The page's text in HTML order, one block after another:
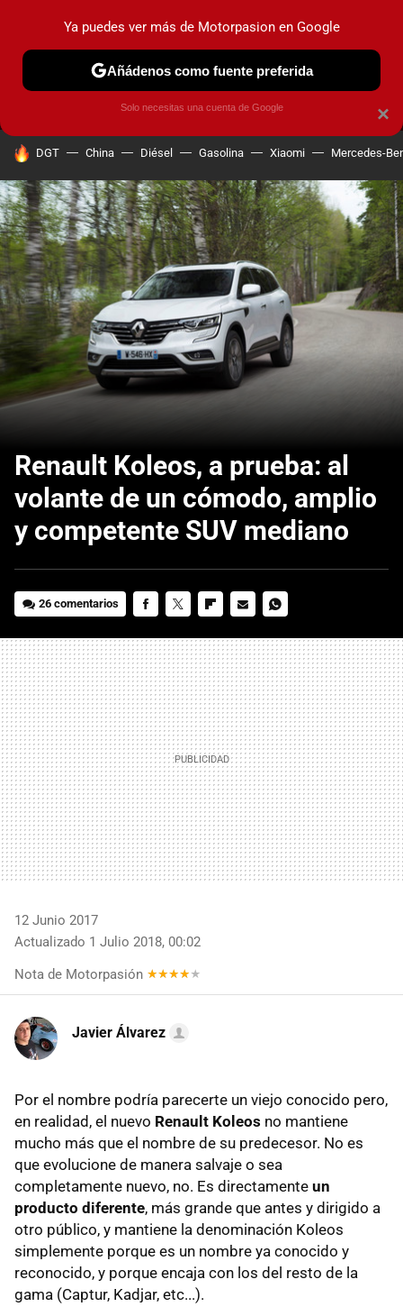
MENÚ NUEVO
COCHES ELÉCTRICOS OBSERVATORIO
HOY SE HABLA DE
DGT China Diésel Gasolina Xiaomi Mercedes-
Renault Koleos, a prueba: al
volante de un cómodo, amplio
y competente SUV mediano
26 comentarios
MAIL
12 Junio 2017
Actualizado 1 Julio 2018, 00:02
Nota de Motorpasión
Javier Álvarez
Por el nombre podría parecerte un viejo conocido pero,
en realidad, el nuevo Renault Koleos no mantiene
mucho más que el nombre de su predecesor. No es
que evolucione de manera salvaje o sea
completamente nuevo, no. Es directamente un
producto diferente, más grande que antes y dirigido a
otro público, y mantiene la denominación Koleos
simplemente porque es un nombre ya conocido y
reconocido, y porque encaja con los del resto de la
gama (Captur, Kadjar, etc...).
×
Ya puedes ver más de Motorpasion en Google
Añádenos como fuente preferida
Solo necesitas una cuenta de Google